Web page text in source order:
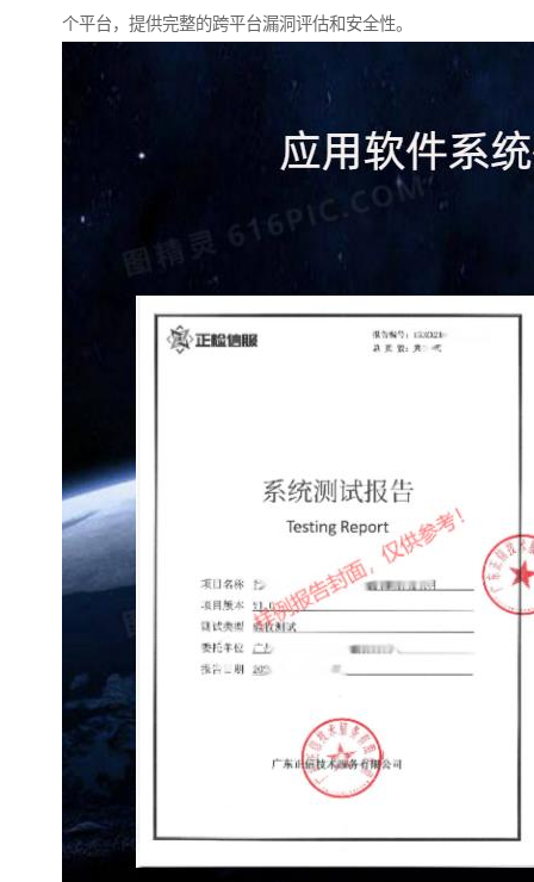
个平台，提供完整的跨平台漏洞评估和安全性。